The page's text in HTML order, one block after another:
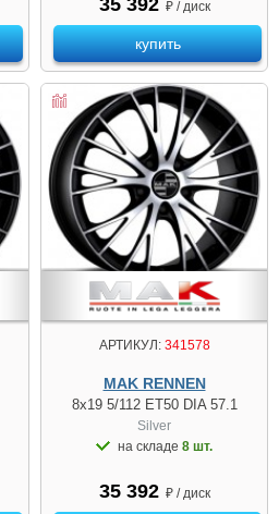
35 392 ₽ / диск
купить
АРТИКУЛ:341578
MAK RENNEN
8x19 5/112 ET50 DIA 57.1
Silver
на складе 8 шт.
35 392 ₽ / диск